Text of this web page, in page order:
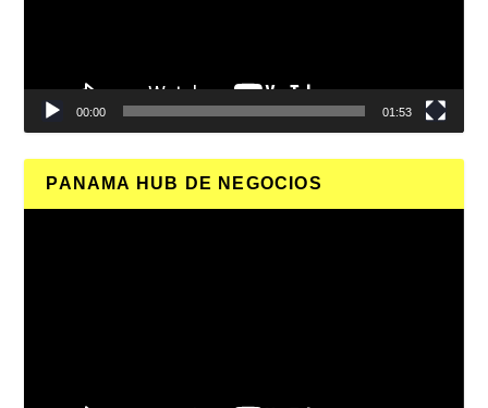
00:00 01:53
PANAMA HUB DE NEGOCIOS